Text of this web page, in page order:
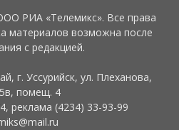
РИА «Телемикс». Все права
материалов возможна после
с редакцией.
г. Уссурийск, ул. Плеханова,
помещ. 4
реклама (4234) 33-93-99